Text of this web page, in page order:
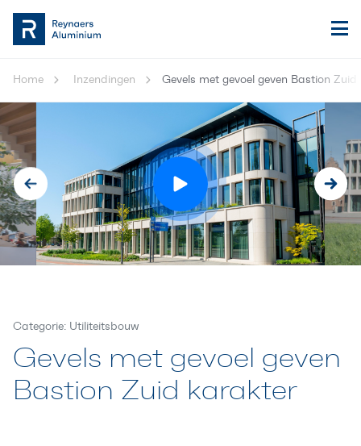
Home Inzendingen Gevels met gevoel geven Bastion
Categorie: Utiliteitsbouw
Gevels met gevoel geven
Bastion Zuid karakter